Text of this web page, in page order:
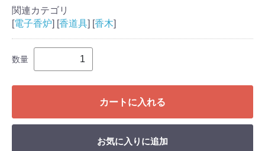
関連カテゴリ
[電子香炉] [香道具] [香木]
数量
カートに入れる
お気に入りに追加